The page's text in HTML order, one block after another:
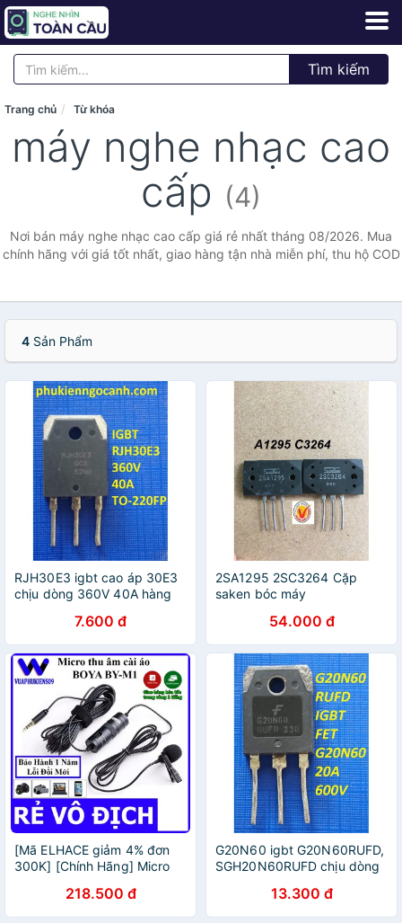
Tìm kiếm
Trang chủ Từ khóa
máy nghe nhạc cao
cấp (4)
Nơi bán máy nghe nhạc cao cấp giá rẻ nhất tháng 08/2026. Mua
chính hãng với giá tốt nhất, giao hàng tận nhà miễn phí, thu hộ COD
4 Sản Phẩm
RJH30E3 igbt cao áp 30E3
chịu dòng 360V 40A hàng
7.600 đ
2SA1295 2SC3264 Cặp
saken bóc máy
54.000 đ
[Mã ELHACE giảm 4% đơn
300K] [Chính Hãng] Micro
cho điện thoại, máy tính,
máy quay
218.500 đ
G20N60 igbt G20N60RUFD,
SGH20N60RUFD chịu dòng
13.300 đ